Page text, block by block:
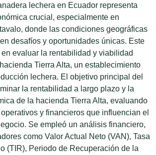
lechera en Ecuador representa
crucial, especialmente en
donde las condiciones geográficas
desafíos y oportunidades únicas. Este
evaluar la rentabilidad y viabilidad
Tierra Alta, un establecimiento
lechera. El objetivo principal del
la rentabilidad a largo plazo y la
de la hacienda Tierra Alta, evaluando
y financieros que influencian el
Se empleó un análisis financiero,
como Valor Actual Neto (VAN), Tasa
(TIR), Periodo de Recuperación de la